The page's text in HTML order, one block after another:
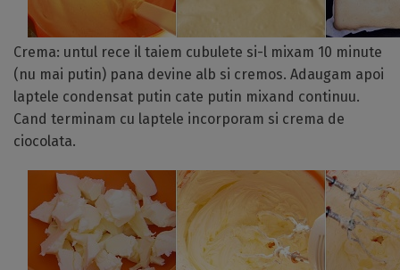
Crema: untul rece il taiem cubulete si-l mixam 10 minute
(nu mai putin) pana devine alb si cremos. Adaugam apoi
laptele condensat putin cate putin mixand continuu.
Cand terminam cu laptele incorporam si crema de
ciocolata.